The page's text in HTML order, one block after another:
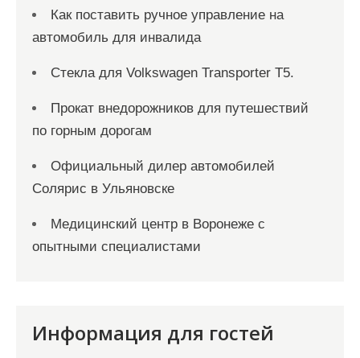
Как поставить ручное управление на
автомобиль для инвалида
Стекла для Volkswagen Transporter T5.
Прокат внедорожников для путешествий
по горным дорогам
Официальный дилер автомобилей
Солярис в Ульяновске
Медицинский центр в Воронеже с
опытными специалистами
Информация для гостей